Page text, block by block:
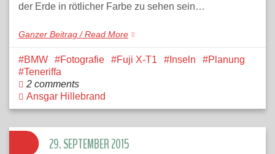
der Erde in rötlicher Farbe zu sehen sein…
Ganzer Beitrag / Read More
BMW Fotografie Fuji X-T1 Inseln
Planung
Teneriffa
2 comments
Ansgar Hillebrand
29. SEPTEMBER 2015